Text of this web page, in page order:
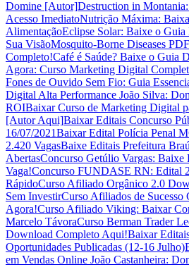
Domine [Autor]Destruction in
Acesso ImediatoNutrição Máxima:
AlimentaçãoEclipse Solar: Baixe o Guia
Sua VisãoMosquito-Borne Diseases
Completo!Café é Saúde? Baixe o Guia
Agora: Curso Marketing Digital
Fones de Ouvido Sem Fio: Guia
Digital Alta Performance João Silva:
ROIBaixar Curso de Marketing Digital
[Autor Aqui]Baixar Editais Concurso
16/07/2021Baixar Edital Polícia Penal
2.420 VagasBaixe Editais Prefeitura
AbertasConcurso Getúlio Vargas: Baixe
Vaga!Concurso FUNDASE RN: Edital
RápidoCurso Afiliado Orgânico 2.0
Sem InvestirCurso Afiliados de
Agora!Curso Afiliado Viking: Baixar
Marcelo TávoraCurso Berman Trader
Download Completo Aqui!Baixar
Oportunidades Publicadas (12-16 Julho)
em Vendas Online João Castanheira: